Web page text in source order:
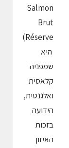
Salmon
Brut
Réserve)
היא
שמפניה
קלאסית
ואלגנטית,
הידועה
בזכות
האיזון